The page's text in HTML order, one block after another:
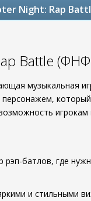
Night: Rap
Battle
музыкальная
рэп-батлов, где
и стильными